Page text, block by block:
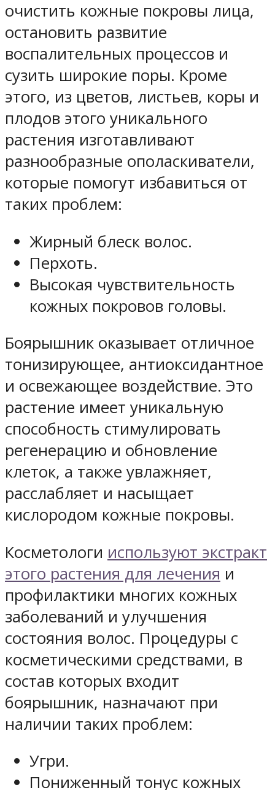
очистить кожные покровы лица,
остановить развитие
воспалительных процессов и
сузить широкие поры. Кроме
этого, из цветов, листьев, коры и
плодов этого уникального
растения изготавливают
разнообразные ополаскиватели,
которые помогут избавиться от
таких проблем:
Жирный блеск волос.
Перхоть.
Высокая чувствительность
кожных покровов головы.
Боярышник оказывает отличное
тонизирующее, антиоксидантное
и освежающее воздействие. Это
растение имеет уникальную
способность стимулировать
регенерацию и обновление
клеток, а также увлажняет,
расслабляет и насыщает
кислородом кожные покровы.
Косметологи используют экстракт
этого растения для лечения и
профилактики многих кожных
заболеваний и улучшения
состояния волос. Процедуры с
косметическими средствами, в
состав которых входит
боярышник, назначают при
наличии таких проблем:
Угри.
Пониженный тонус кожных